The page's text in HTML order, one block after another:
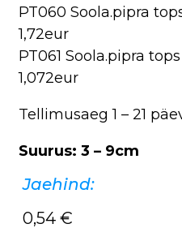
PT060 Soola.pipra
1,72eur
PT061 Soola.pipra
1,072eur
Tellimusaeg 1 – 21
Suurus: 3 – 9cm
Jaehind:
0,54 €